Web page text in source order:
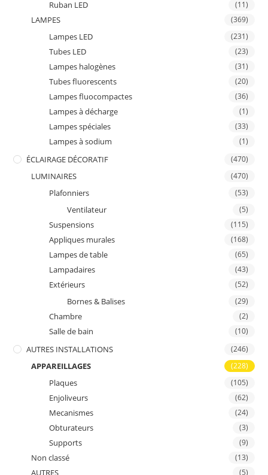
Ruban LED (11)
LAMPES (369)
Lampes LED (231)
Tubes LED (23)
Lampes halogènes (31)
Tubes fluorescents (20)
Lampes fluocompactes (36)
Lampes à décharge (1)
Lampes spéciales (33)
Lampes à sodium (1)
ÉCLAIRAGE DÉCORATIF (470)
LUMINAIRES (470)
Plafonniers (53)
Ventilateur (5)
Suspensions (115)
Appliques murales (168)
Lampes de table (65)
Lampadaires (43)
Extérieurs (52)
Bornes & Balises (29)
Chambre (2)
Salle de bain (10)
AUTRES INSTALLATIONS (246)
APPAREILLAGES (228)
Plaques (105)
Enjoliveurs (62)
Mecanismes (24)
Obturateurs (3)
Supports (9)
Non classé (13)
AUTRES (5)